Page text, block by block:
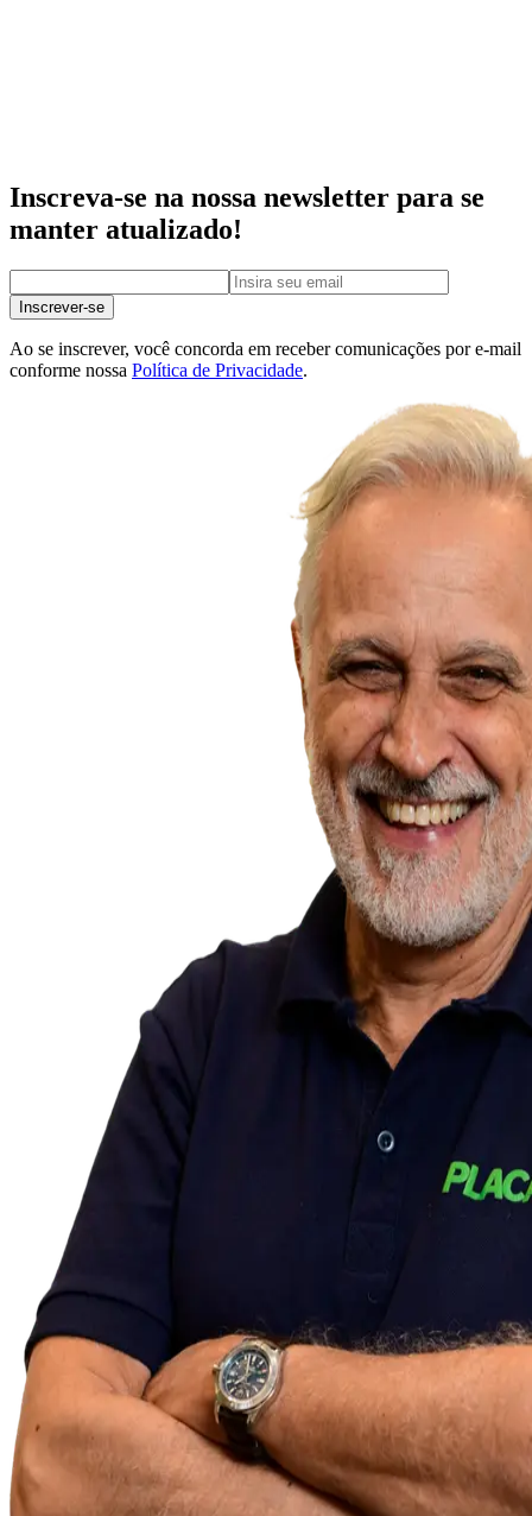
Inscreva-se na nossa newsletter para se
manter atualizado!
Inscrever-se
Ao se inscrever, você concorda em receber comunicações por e-mail
conforme nossa Política de Privacidade.